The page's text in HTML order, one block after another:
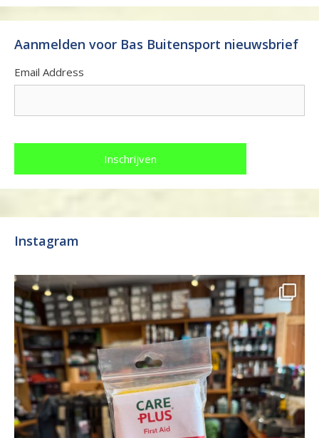
Aanmelden voor Bas Buitensport nieuwsbrief
Email Address
Instagram